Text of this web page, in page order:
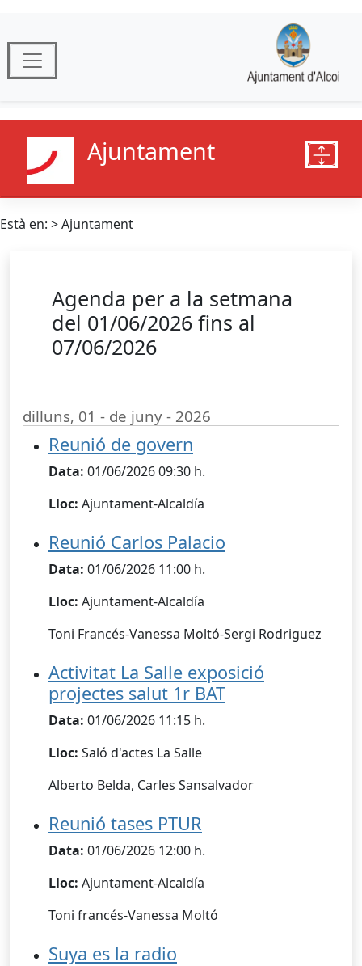
Ajuntament
Està en: > Ajuntament
Agenda per a la setmana
del 01/06/2026 fins al
07/06/2026
dilluns, 01 - de juny - 2026
Reunió de govern
Data: 01/06/2026 09:30 h.
Lloc: Ajuntament-Alcaldía
Reunió Carlos Palacio
Data: 01/06/2026 11:00 h.
Lloc: Ajuntament-Alcaldía
Toni Francés-Vanessa Moltó-Sergi Rodriguez
Activitat La Salle exposició
projectes salut 1r BAT
Data: 01/06/2026 11:15 h.
Lloc: Saló d'actes La Salle
Alberto Belda, Carles Sansalvador
Reunió tases PTUR
Data: 01/06/2026 12:00 h.
Lloc: Ajuntament-Alcaldía
Toni francés-Vanessa Moltó
Suya es la radio